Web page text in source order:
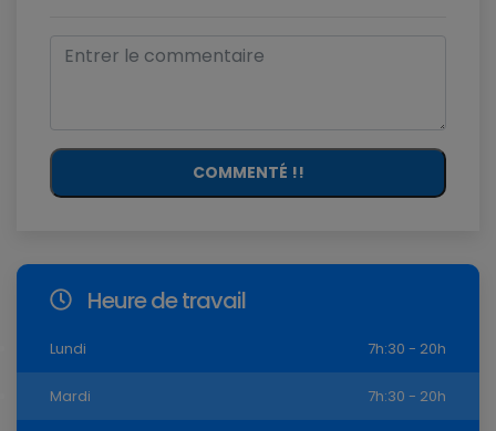
COMMENTÉ !!
Heure de travail
Lundi 7h:30 - 20h
Mardi 7h:30 - 20h